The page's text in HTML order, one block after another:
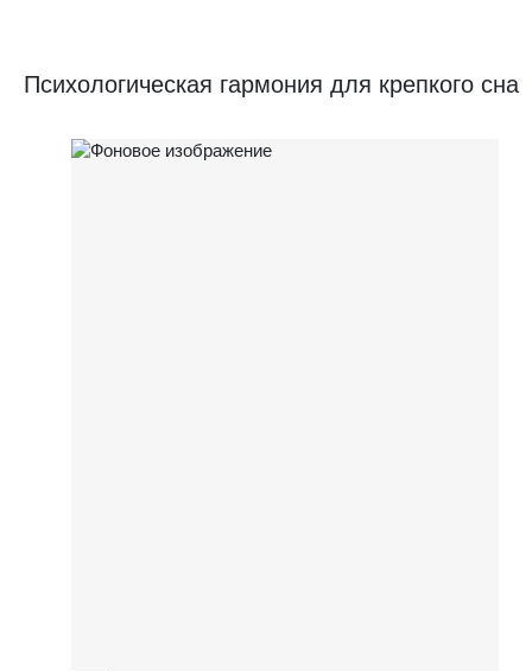
Психологическая гармония для крепкого сна